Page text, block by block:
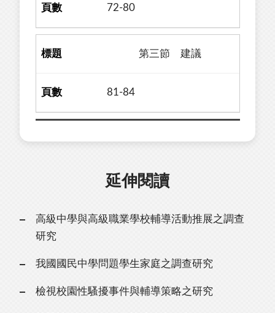
72-80
第三節 建議
81-84
延伸閱讀
高級中學與高級職業學校輔導活動推展之調查
研究
我國國民中學問題學生家庭之調查研究
檢視校園性騷擾事件與輔導策略之研究